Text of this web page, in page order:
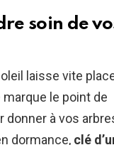
soin de
laisse vite
le point de
donner à vos
dormance, clé